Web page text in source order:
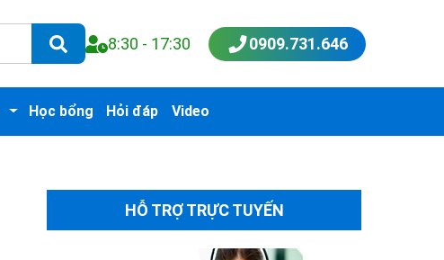
8:30 - 17:30 0909.731.646
Học bổng Hỏi đáp Video
HỖ TRỢ TRỰC TUYẾN